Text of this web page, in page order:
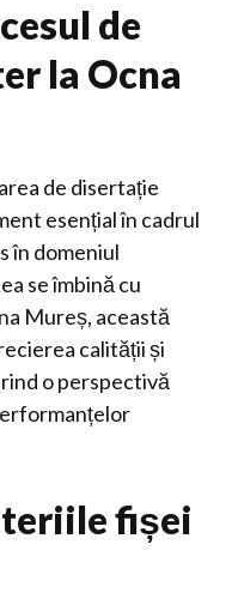
de
la Ocna
de disertație
esențial în cadrul
în domeniul
se îmbină cu
Mureș, această
calității și
o perspectivă
fișei